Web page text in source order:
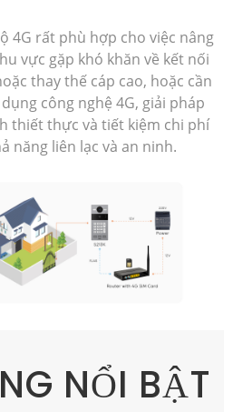
4G rất phù hợp cho việc nâng
vực gặp khó khăn về kết nối
thay thế cáp cao, hoặc cần
công nghệ 4G, giải pháp
thiết thực và tiết kiệm chi phí
năng liên lạc và an ninh.
NỔI BẬT